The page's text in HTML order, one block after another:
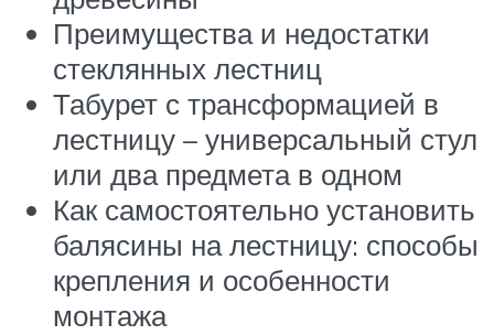
Преимущества и недостатки
стеклянных лестниц
Табурет с трансформацией в
лестницу – универсальный стул
или два предмета в одном
Как самостоятельно установить
балясины на лестницу: способы
крепления и особенности
монтажа